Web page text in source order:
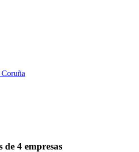
de 4 empresas